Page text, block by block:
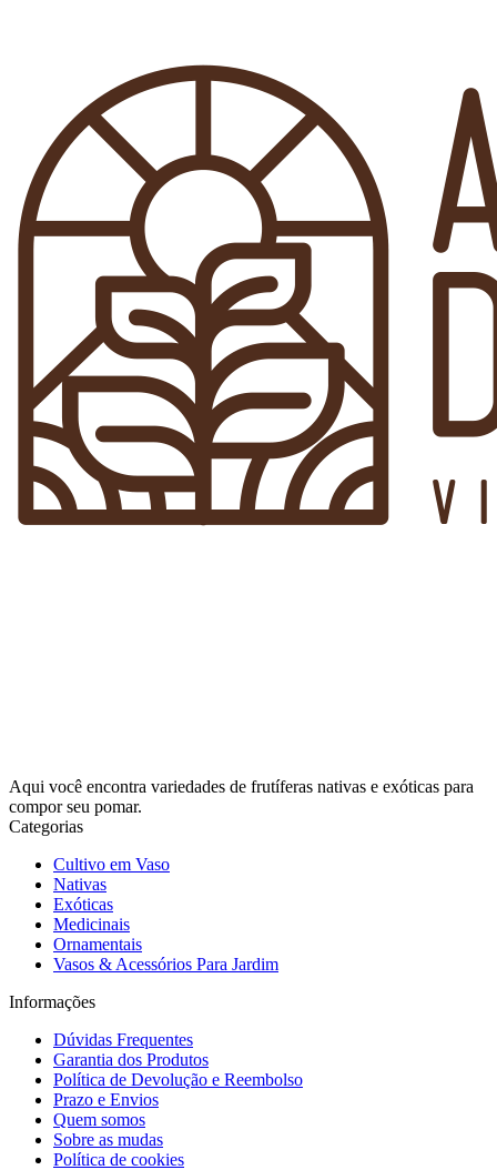
Aqui você encontra variedades de frutíferas nativas e exóticas para
compor seu pomar.
Categorias
Cultivo em Vaso
Nativas
Exóticas
Medicinais
Ornamentais
Vasos & Acessórios Para Jardim
Informações
Dúvidas Frequentes
Garantia dos Produtos
Política de Devolução e Reembolso
Prazo e Envios
Quem somos
Sobre as mudas
Política de cookies